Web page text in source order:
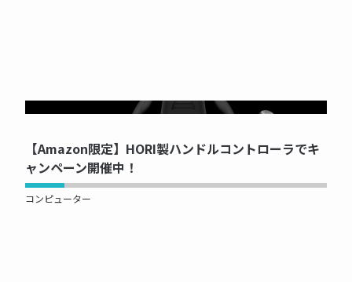
NOW PRINTING...
【Amazon限定】HORI製ハンドルコントローラでキ
ャンペーン開催中！
コンピューター